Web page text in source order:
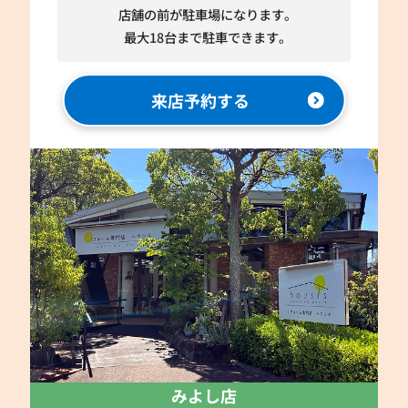
店舗の前が駐車場になります。
最大18台まで駐車できます。
来店予約する
みよし店